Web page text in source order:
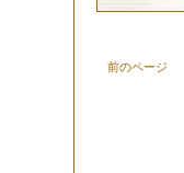
前のページ